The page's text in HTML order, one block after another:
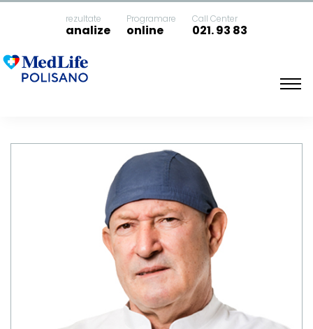
rezultate
analize
Programare
online
Call Center
021. 93 83